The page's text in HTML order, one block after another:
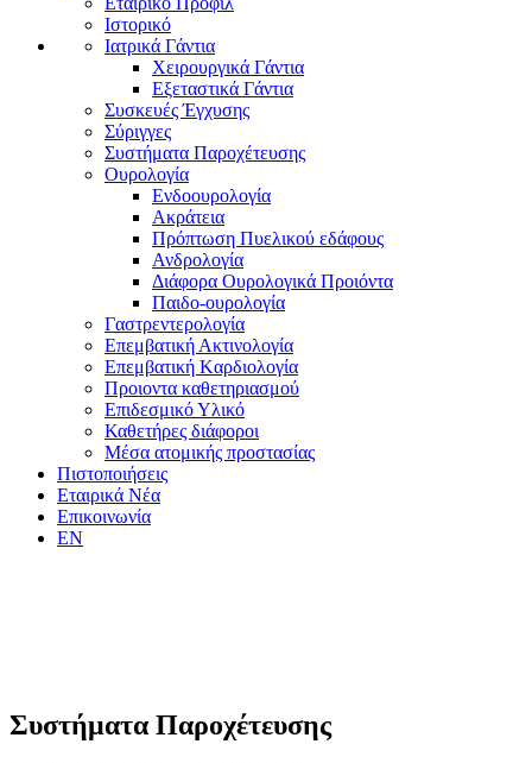
Ιστορικό
Ιατρικά Γάντια
Χειρουργικά Γάντια
Εξεταστικά Γάντια
Συσκευές Έγχυσης
Σύριγγες
Συστήματα Παροχέτευσης
Ουρολογία
Ενδοουρολογία
Ακράτεια
Πρόπτωση Πυελικού εδάφους
Ανδρολογία
Διάφορα Ουρολογικά Προιόντα
Παιδο-ουρολογία
Γαστρεντερολογία
Επεμβατική Ακτινολογία
Επεμβατική Kαρδιολογία
Προιοντα καθετηριασμού
Επιδεσμικό Υλικό
Καθετήρες διάφοροι
Μέσα ατομικής προστασίας
Πιστοποιήσεις
Εταιρικά Νέα
Επικοινωνία
EN
Συστήματα Παροχέτευσης